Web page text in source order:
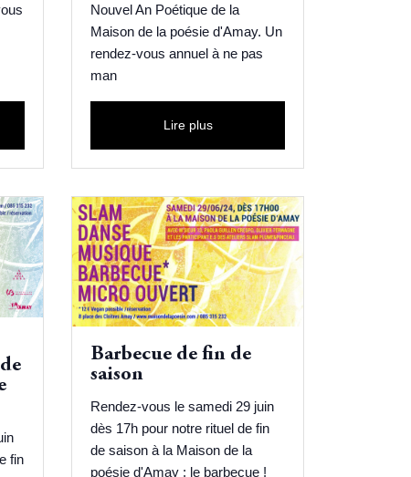
Nouvel An Poétique de la
Maison de la poésie d'Amay. Un
rendez-vous annuel à ne pas
man
Lire plus
fin
Barbecue de fin de
saison
Rendez-vous le samedi 29 juin
dès 17h pour notre rituel de fin
de saison à la Maison de la
poésie d'Amay : le barbecue !